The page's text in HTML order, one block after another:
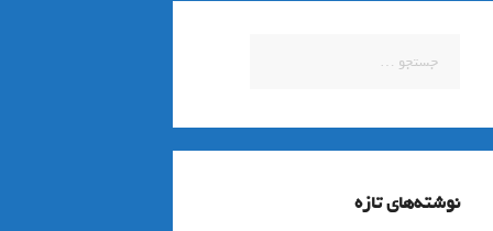
برای:
نوشته‌های تازه